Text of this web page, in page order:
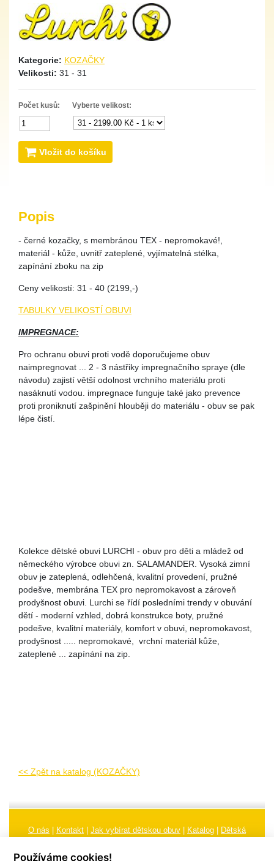
Kategorie: KOZAČKY
Velikosti: 31 - 31
Počet kusů: Vyberte velikost:
Vložit do košíku
Popis
- černé kozačky, s membránou TEX - nepromokavé!,
materiál - kůže, uvnitř zateplené, vyjímatelná stélka,
zapínání zboku na zip
Ceny velikostí: 31 - 40 (2199,-)
TABULKY VELIKOSTÍ OBUVI
IMPREGNACE:
Pro ochranu obuvi proti vodě doporučujeme obuv
naimpregnovat ... 2 - 3 nástřiky impregnačního spraye (dle
návodu) zajistí větší odolnost vrchního materiálu proti
nasáknutí vodou. impregnace funguje také jako prevence
proti proniknutí zašpinění hlouběji do materiálu - obuv se pak
lépe čistí.
Kolekce dětské obuvi LURCHI - obuv pro děti a mládež od
německého výrobce obuvi zn. SALAMANDER. Vysoká zimní
obuv je zateplená, odlehčená, kvalitní provedení, pružné
podešve, membrána TEX pro nepromokavost a zároveň
prodyšnost obuvi. Lurchi se řídí posledními trendy v obuvání
dětí - moderní vzhled, dobrá konstrukce boty, pružné
podešve, kvalitní materiály, komfort v obuvi, nepromokavost,
prodyšnost ..... nepromokavé, vrchní materiál kůže,
zateplené ... zapínání na zip.
<< Zpět na katalog (KOZAČKY)
O nás Kontakt Jak vybírat dětskou obuv Katalog
Dětská
Používáme cookies!